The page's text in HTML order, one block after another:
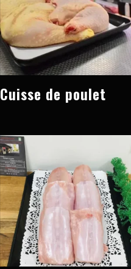
Cuisse de poulet